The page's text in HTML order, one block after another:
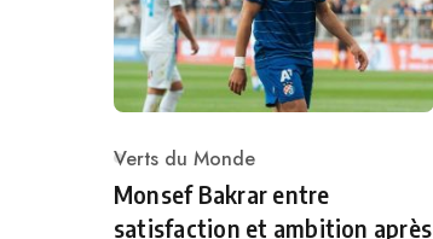
Category
Verts du Monde
Monsef Bakrar entre
satisfaction et ambition après